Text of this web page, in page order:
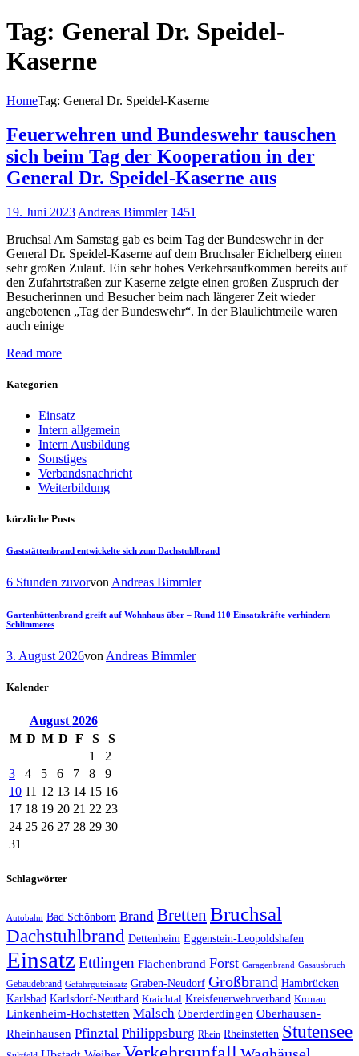
Tag: General Dr. Speidel-
Kaserne
HomeTag: General Dr. Speidel-Kaserne
Feuerwehren und Bundeswehr tauschen
sich beim Tag der Kooperation in der
General Dr. Speidel-Kaserne aus
19. Juni 2023 Andreas Bimmler 1451
Bruchsal Am Samstag gab es beim Tag der Bundeswehr in der
General Dr. Speidel-Kaserne auf dem Bruchsaler Eichelberg einen
sehr großen Zulauf. Ein sehr hohes Verkehrsaufkommen bereits auf
den Zufahrtstraßen zur Kaserne zeigte einen großen Zuspruch der
Besucherinnen und Besucher beim nach längerer Zeit wieder
angebotenen „Tag der Bundeswehr“. In der Blaulichtmeile waren
auch einige
Read more
Kategorien
Einsatz
Intern allgemein
Intern Ausbildung
Sonstiges
Verbandsnachricht
Weiterbildung
kürzliche Posts
Gaststättenbrand entwickelte sich zum Dachstuhlbrand
6 Stunden zuvorvon Andreas Bimmler
Gartenhüttenbrand greift auf Wohnhaus über – Rund 110 Einsatzkräfte verhindern
Schlimmeres
3. August 2026von Andreas Bimmler
Kalender
August2026
M D M D F S
S
1
2
3
4 5 6 7 8
9
10 11 12 13 14 15 16
17 18 19 20 21 22 23
24 25 26 27 28 29 30
31
Schlagwörter
Autobahn Bad Schönborn Brand Bretten Bruchsal
Dachstuhlbrand Dettenheim Eggenstein-Leopoldshafen
Einsatz Ettlingen Flächenbrand Forst Garagenbrand Gasausbruch
Gebäudebrand Gefahrguteinsatz Graben-Neudorf Großbrand Hambrücken
Karlsbad Karlsdorf-Neuthard Kraichtal Kreisfeuerwehrverband Kronau
Linkenheim-Hochstetten Malsch Oberderdingen Oberhausen-
Rheinhausen Pfinztal Philippsburg Rhein Rheinstetten Stutensee